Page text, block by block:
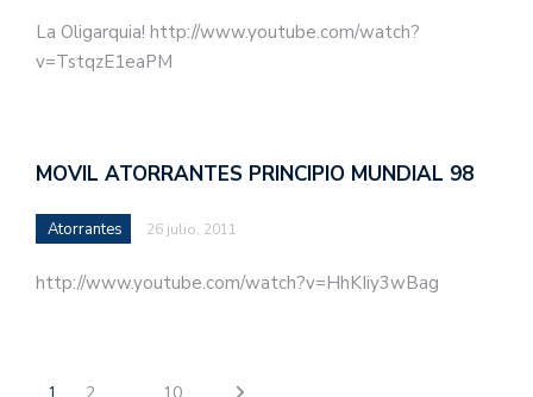
La Oligarquia! http://www.youtube.com/watch?
v=TstqzE1eaPM
MOVIL ATORRANTES PRINCIPIO MUNDIAL 98
Atorrantes 26 julio, 2011
http://www.youtube.com/watch?v=HhKIiy3wBag